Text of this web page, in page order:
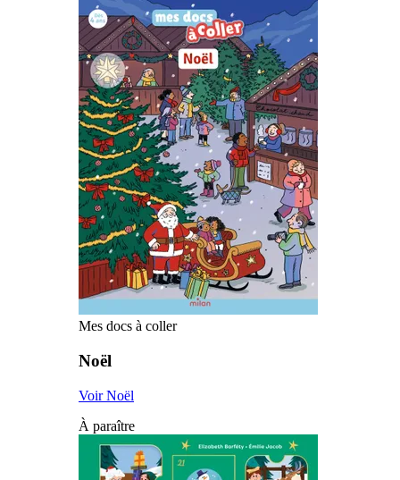
Mes docs à coller
Noël
Voir Noël
À paraître